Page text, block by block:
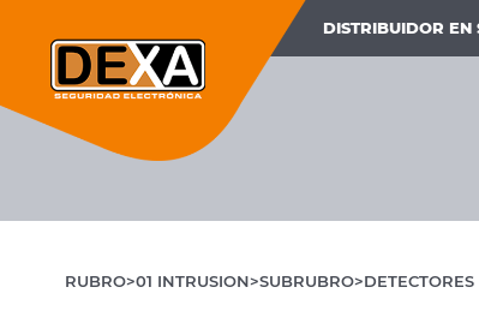
DISTRIBUIDOR EN
RUBRO 01 INTRUSION SUBRUBRO